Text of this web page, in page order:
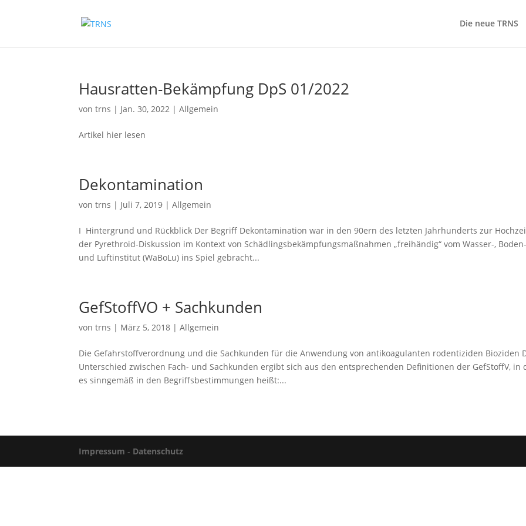
Die neue TRNS
Hausratten-Bekämpfung DpS 01/2022
vontrns | Jan. 30, 2022 |Allgemein
Artikel hier lesen
Dekontamination
vontrns | Juli 7, 2019 |Allgemein
I Hintergrund und Rückblick Der Begriff Dekontamination war in den 90ern des letzten Jahrhunderts zur
der Pyrethroid-Diskussion im Kontext von Schädlingsbekämpfungsmaßnahmen „freihändig“ vom Wasser-, Boden-
und Luftinstitut (WaBoLu) ins Spiel gebracht...
GefStoffVO + Sachkunden
vontrns | März 5, 2018 |Allgemein
Die Gefahrstoffverordnung und die Sachkunden für die Anwendung von antikoagulanten rodentiziden Bioziden
Unterschied zwischen Fach- und Sachkunden ergibt sich aus den entsprechenden Definitionen der GefStoffV, in
es sinngemäß in den Begriffsbestimmungen heißt:...
Impressum - Datenschutz